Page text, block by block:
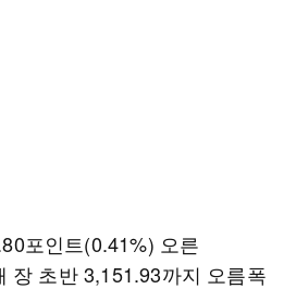
포인트(0.41%) 오른
장 초반 3,151.93까지 오름폭